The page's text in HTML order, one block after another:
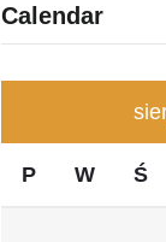
Calendar
P W Ś